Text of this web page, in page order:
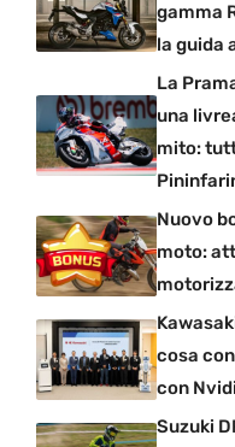
gamma
la guida
La
una
mito:
Nuovo
moto:
cosa
con
Suzuki